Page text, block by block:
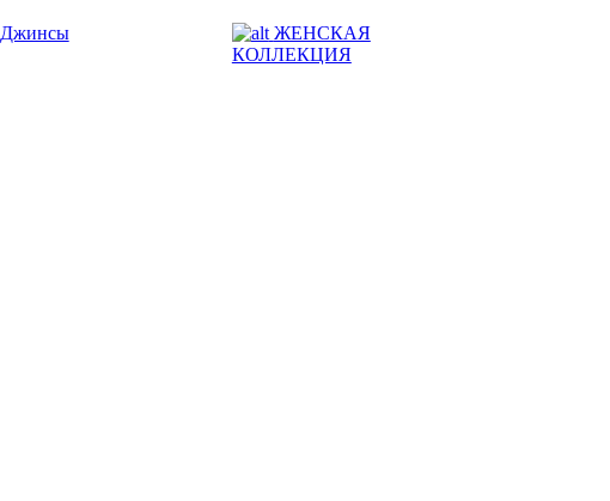
Джинсы
ЖЕНСКАЯ
КОЛЛЕКЦИЯ